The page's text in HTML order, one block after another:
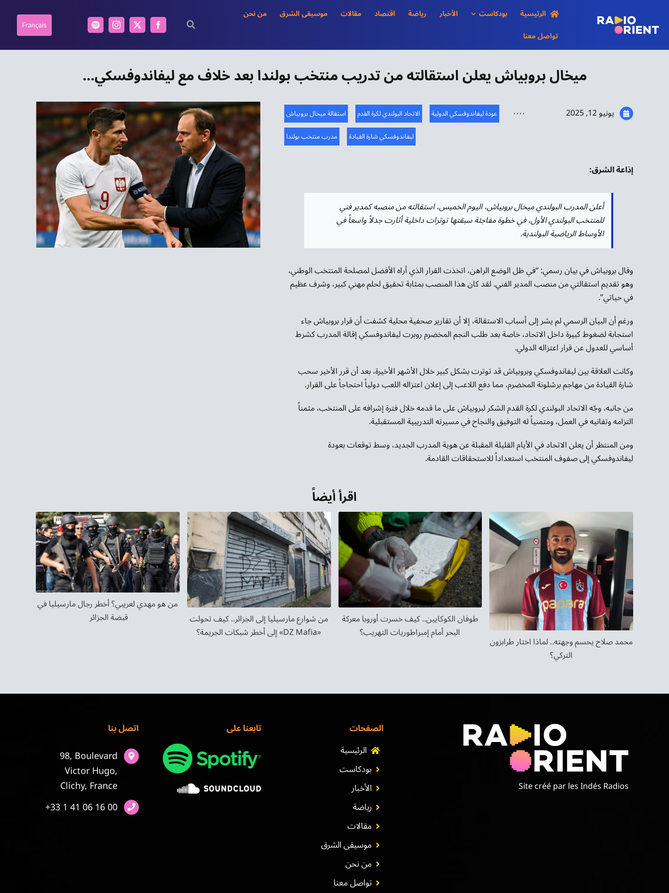
content
الرئيسية بودكاست الأخبار رياضة اقتصاد مقالات موسيقى الشرق
من نحن
تواصل معنا
Français
ميخال بروبياش يعلن استقالته من تدريب منتخب بولندا بعد خلاف مع ليفاندوفسكي…
يونيو 12, 2025 استقالة ميخال بروبياش , الاتحاد البولندي لكرة القدم , عودة ليفاندوفسكي الدولية
,
ليفاندوفسكي شارة القيادة
,
مدرب منتخب بولندا
إذاعة الشرق:
أعلن المدرب البولندي ميخال بروبياش، اليوم الخميس، استقالته من منصبه كمدير فني
للمنتخب البولندي الأول، في خطوة مفاجئة سبقتها توترات داخلية أثارت جدلاً واسعاً في
الأوساط الرياضية البولندية.
وقال بروبياش في بيان رسمي: “في ظل الوضع الراهن، اتخذت القرار الذي أراه الأفضل لمصلحة المنتخب الوطني،
وهو تقديم استقالتي من منصب المدير الفني. لقد كان هذا المنصب بمثابة تحقيق لحلم مهني كبير، وشرف عظيم
في حياتي”.
ورغم أن البيان الرسمي لم يشر إلى أسباب الاستقالة، إلا أن تقارير صحفية محلية كشفت أن قرار بروبياش جاء
استجابة لضغوط كبيرة داخل الاتحاد، خاصة بعد طلب النجم المخضرم روبرت ليفاندوفسكي إقالة المدرب كشرط
أساسي للعدول عن قرار اعتزاله الدولي.
وكانت العلاقة بين ليفاندوفسكي وبروبياش قد توترت بشكل كبير خلال الأشهر الأخيرة، بعد أن قرر الأخير سحب
شارة القيادة من مهاجم برشلونة المخضرم، مما دفع اللاعب إلى إعلان اعتزاله اللعب دولياً احتجاجاً على القرار.
من جانبه، وجّه الاتحاد البولندي لكرة القدم الشكر لبروبياش على ما قدمه خلال فترة إشرافه على المنتخب، مثمناً
التزامه وتفانيه في العمل، ومتمنياً له التوفيق والنجاح في مسيرته التدريبية المستقبلية.
ومن المنتظر أن يعلن الاتحاد في الأيام القليلة المقبلة عن هوية المدرب الجديد، وسط توقعات بعودة
ليفاندوفسكي إلى صفوف المنتخب استعداداً للاستحقاقات القادمة.
اقرأ أيضاً
محمد صلاح يحسم وجهته.. لماذا اختار طرابزون
التركي؟
طوفان الكوكايين.. كيف خسرت أوروبا معركة
البحر أمام إمبراطوريات التهريب؟
من شوارع مارسيليا إلى الجزائر.. كيف تحولت
«DZ Mafia» إلى أخطر شبكات الجريمة؟
من هو مهدي لعريبي؟ أخطر رجال مارسيليا في
قبضة الجزائر
Site créé par les Indés Radios
الصفحات
الرئيسية
بودكاست
الأخبار
رياضة
مقالات
موسيقى الشرق
من نحن
تواصل معنا
تابعنا على اتصل بنا
98, Boulevard
Victor Hugo,
Clichy, France
+33 1 41 06 16 00